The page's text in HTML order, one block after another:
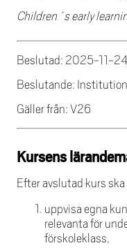
Children´s early
Beslutad: 2025-11-24
Beslutande:
Gäller från: V26
Kursens
Efter avslutad kurs
uppvisa egna
relevanta för
förskoleklass,